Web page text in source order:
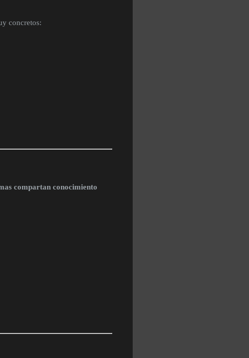
concretos:
compartan conocimiento